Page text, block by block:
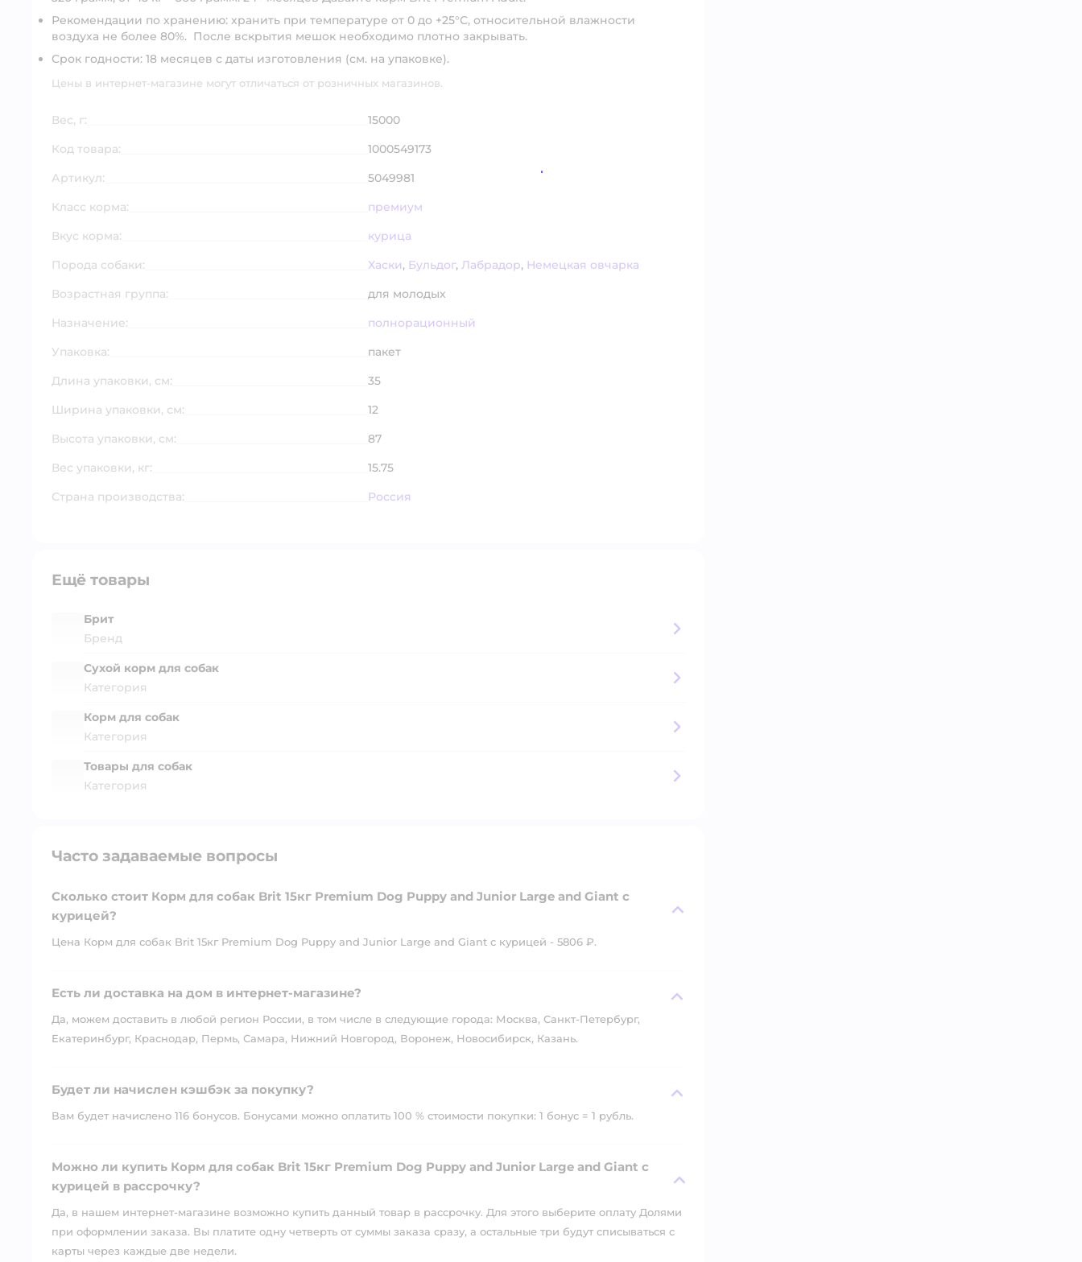
Рекомендации по хранению: хранить при температуре от 0 до +25°С, относительной влажности
воздуха не более 80%. После вскрытия мешок необходимо плотно закрывать.
Срок годности: 18 месяцев с даты изготовления (см. на упаковке).
Цены в интернет-магазине могут отличаться от розничных магазинов.
Вес, г:
15000
Код товара:
1000549173
Артикул:
5049981
Класс корма:
премиум
Вкус корма:
курица
Порода собаки:
Хаски, Бульдог, Лабрадор, Немецкая овчарка
Возрастная группа:
для молодых
Назначение:
полнорационный
Упаковка:
пакет
Длина упаковки, см:
35
Ширина упаковки, см:
12
Высота упаковки, см:
87
Вес упаковки, кг:
15.75
Страна производства:
Россия
Ещё товары
Брит
Бренд
Сухой корм для собак
Категория
Корм для собак
Категория
Товары для собак
Категория
Часто задаваемые вопросы
Сколько стоит Корм для собак Brit 15кг Premium Dog Puppy and Junior Large and Giant с
курицей?
Цена Корм для собак Brit 15кг Premium Dog Puppy and Junior Large and Giant с курицей - 5806 ₽.
Есть ли доставка на дом в интернет-магазине?
Да, можем доставить в любой регион России, в том числе в следующие города: Москва, Санкт-Петербург,
Екатеринбург, Краснодар, Пермь, Самара, Нижний Новгород, Воронеж, Новосибирск, Казань.
Будет ли начислен кэшбэк за покупку?
Вам будет начислено 116 бонусов. Бонусами можно оплатить 100 % стоимости покупки: 1 бонус = 1 рубль.
Можно ли купить Корм для собак Brit 15кг Premium Dog Puppy and Junior Large and Giant с
курицей в рассрочку?
Да, в нашем интернет-магазине возможно купить данный товар в рассрочку. Для этого выберите оплату Долями
при оформлении заказа. Вы платите одну четверть от суммы заказа сразу, а остальные три будут списываться с
карты через каждые две недели.